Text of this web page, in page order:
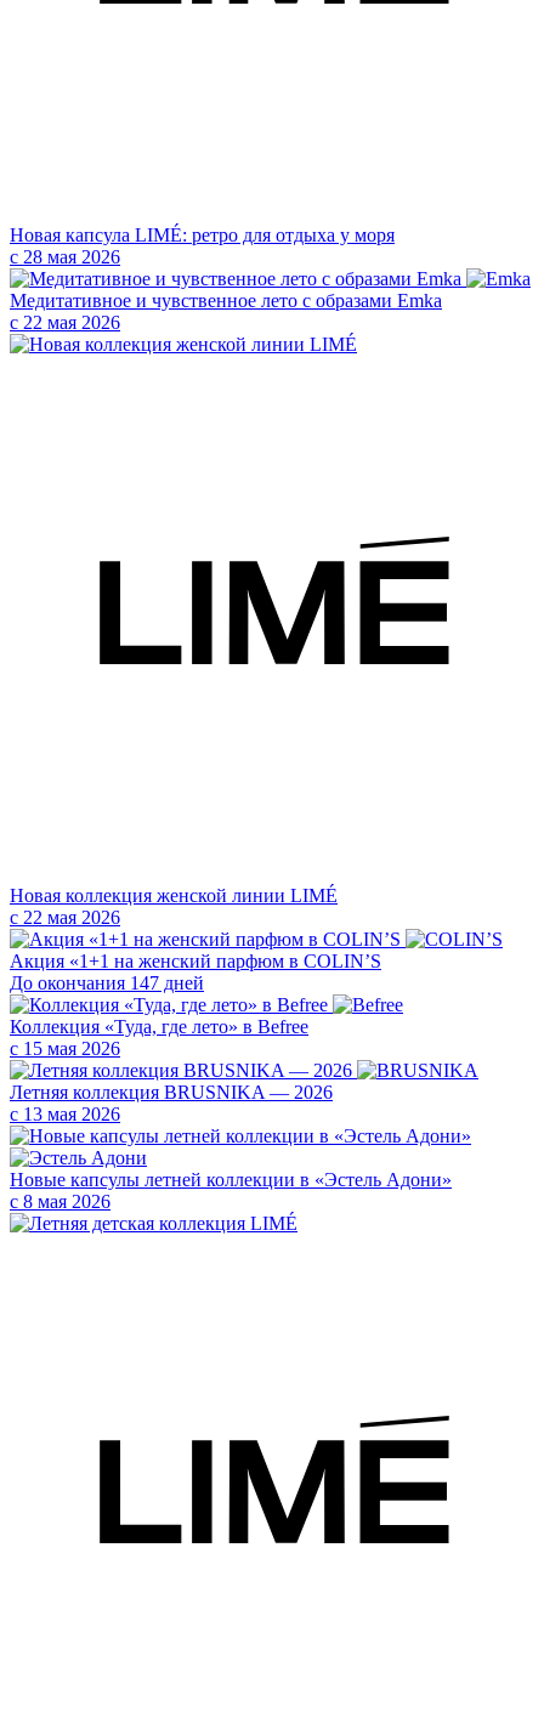
Новая капсула LIMÉ: ретро для отдыха у моря
с 28 мая 2026
Медитативное и чувственное лето с образами Emka
с 22 мая 2026
Новая коллекция женской линии LIMÉ
с 22 мая 2026
Акция «1+1 на женский парфюм в COLIN’S
До окончания 147 дней
Коллекция «Туда, где лето» в Befree
с 15 мая 2026
Летняя коллекция BRUSNIKA — 2026
с 13 мая 2026
Новые капсулы летней коллекции в «Эстель Адони»
с 8 мая 2026